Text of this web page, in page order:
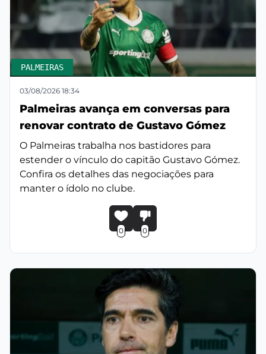
PALMEIRAS
03/08/2026 18:34
Palmeiras avança em conversas para
renovar contrato de Gustavo Gómez
O Palmeiras trabalha nos bastidores para
estender o vínculo do capitão Gustavo Gómez.
Confira os detalhes das negociações para
manter o ídolo no clube.
0 0